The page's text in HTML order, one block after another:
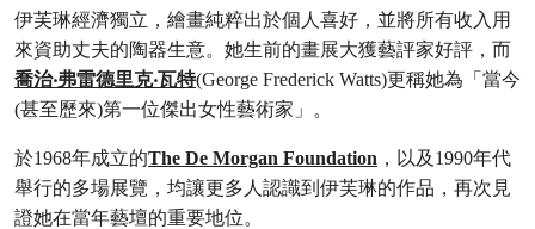
伊芙琳經濟獨立，繪畫純粹出於個人喜好，並將所有收入用
來資助丈夫的陶器生意。她生前的畫展大獲藝評家好評，而
喬治‧弗雷德里克‧瓦特(George Frederick Watts)更稱她為「當今
(甚至歷來)第一位傑出女性藝術家」。
於1968年成立的The De Morgan Foundation ，以及1990年代
舉行的多場展覽，均讓更多人認識到伊芙琳的作品，再次見
證她在當年藝壇的重要地位。